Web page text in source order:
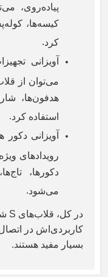
پیاده‌روی،
کیسه‌ها،
کرد.
آویزانی
می‌توان از
هدفون‌ها،
استفاده کرد.
آویزانی
رویدادهای
دکورها،
می‌شود.
در کل، قلاب‌های
کاربردی‌اش در
بسیار مفید هستند.